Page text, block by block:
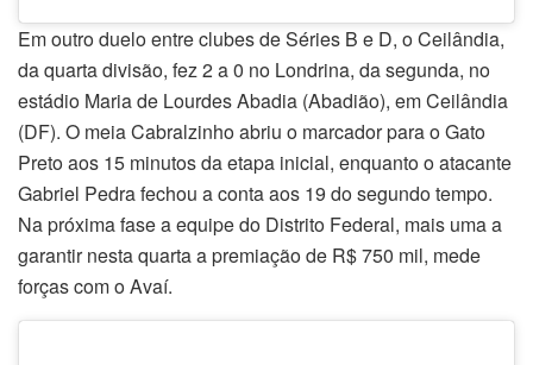
Em outro duelo entre clubes de Séries B e D, o Ceilândia,
da quarta divisão, fez 2 a 0 no Londrina, da segunda, no
estádio Maria de Lourdes Abadia (Abadião), em Ceilândia
(DF). O meia Cabralzinho abriu o marcador para o Gato
Preto aos 15 minutos da etapa inicial, enquanto o atacante
Gabriel Pedra fechou a conta aos 19 do segundo tempo.
Na próxima fase a equipe do Distrito Federal, mais uma a
garantir nesta quarta a premiação de R$ 750 mil, mede
forças com o Avaí.